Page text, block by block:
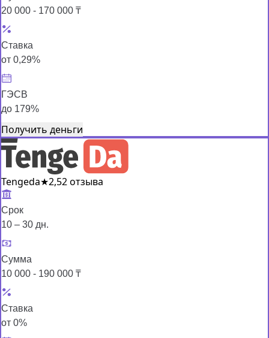
20 000 - 170 000 ₸
Ставка
от 0,29%
ГЭСВ
до 179%
Получить деньги
Tengeda★2,52 отзыва
Срок
10 – 30 дн.
Сумма
10 000 - 190 000 ₸
Ставка
от 0%